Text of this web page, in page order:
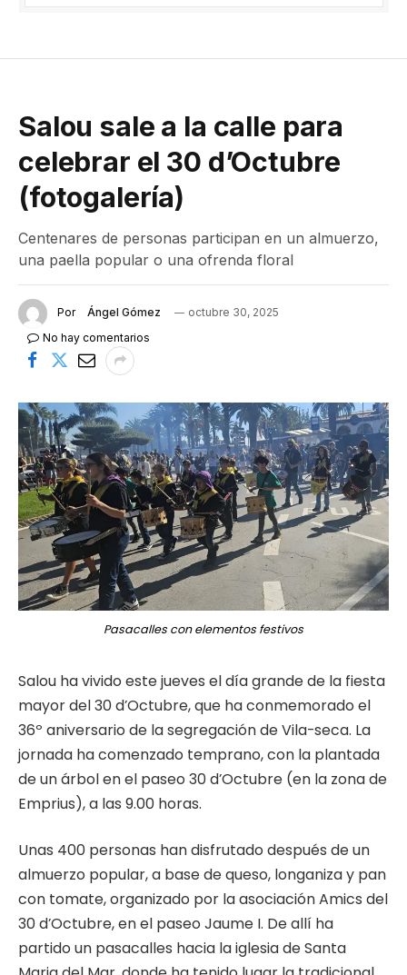
Salou sale a la calle para
celebrar el 30 d’Octubre
(fotogalería)
Centenares de personas participan en un almuerzo,
una paella popular o una ofrenda floral
Por Ángel Gómez
octubre 30, 2025
No hay comentarios
Pasacalles con elementos festivos
Salou ha vivido este jueves el día grande de la fiesta
mayor del 30 d’Octubre, que ha conmemorado el
36º aniversario de la segregación de Vila-seca. La
jornada ha comenzado temprano, con la plantada
de un árbol en el paseo 30 d’Octubre (en la zona de
Emprius), a las 9.00 horas.
Unas 400 personas han disfrutado después de un
almuerzo popular, a base de queso, longaniza y pan
con tomate, organizado por la asociación Amics del
30 d’Octubre, en el paseo Jaume I. De allí ha
partido un pasacalles hacia la iglesia de Santa